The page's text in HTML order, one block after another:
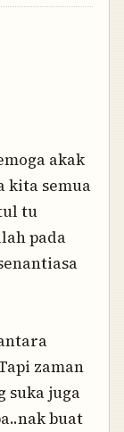
akak
kita semua
tu
pada
zaman
suka juga
buat